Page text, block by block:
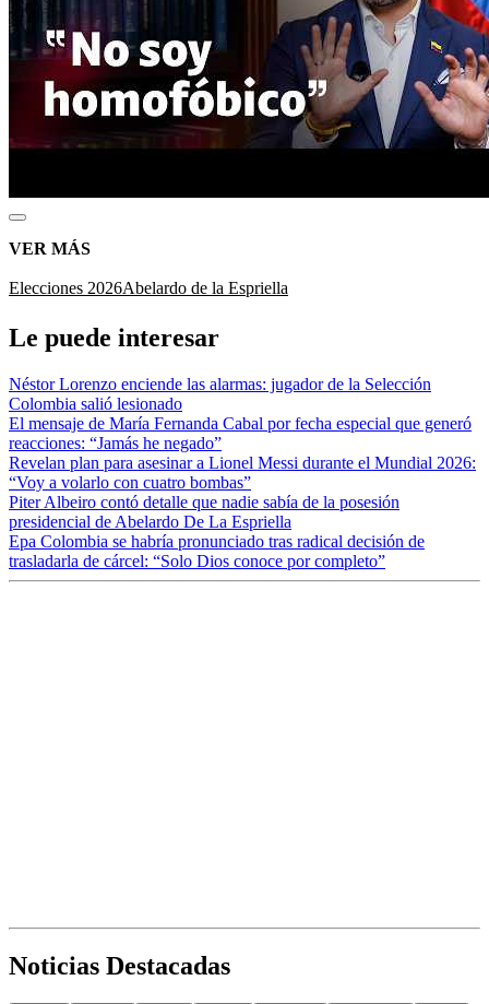
VER MÁS
Elecciones 2026Abelardo de la Espriella
Le puede interesar
Néstor Lorenzo enciende las alarmas: jugador de la Selección
Colombia salió lesionado
El mensaje de María Fernanda Cabal por fecha especial que generó
reacciones: “Jamás he negado”
Revelan plan para asesinar a Lionel Messi durante el Mundial 2026:
“Voy a volarlo con cuatro bombas”
Piter Albeiro contó detalle que nadie sabía de la posesión
presidencial de Abelardo De La Espriella
Epa Colombia se habría pronunciado tras radical decisión de
trasladarla de cárcel: “Solo Dios conoce por completo”
Noticias Destacadas